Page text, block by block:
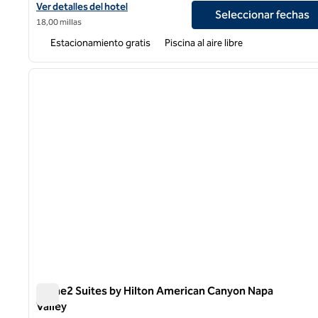
Ver detalles del hotel DoubleTree by Hilton Napa Valley American
Ver detalles del hotel
18,00 millas
Seleccionar fechas
Estacionamiento gratis Piscina al aire libre
1 de 4
Home2 Suites by Hilton American Canyon Napa
Valley